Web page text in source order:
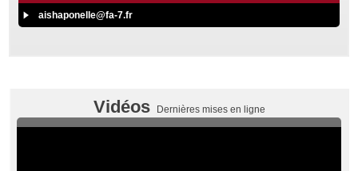
aishaponelle@fa-7.fr
Vidéos Dernières mises en ligne